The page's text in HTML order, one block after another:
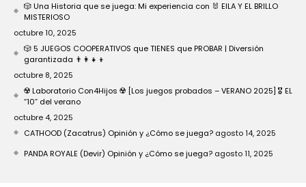
🎲 Una Historia que se juega: Mi experiencia con 🐰 EILA Y EL BRILLO
MISTERIOSO
octubre 10, 2025
🎲 5 JUEGOS COOPERATIVOS que TIENES que PROBAR | Diversión
garantizada 👨‍👩‍👧‍👦
octubre 8, 2025
☢️ Laboratorio Con4Hijos ☢️ [Los juegos probados – VERANO 2025] 🎖️ EL
“10” del verano
octubre 4, 2025
CATHOOD (Zacatrus) Opinión y ¿Cómo se juega? agosto 14, 2025
PANDA ROYALE (Devir) Opinión y ¿Cómo se juega? agosto 11, 2025